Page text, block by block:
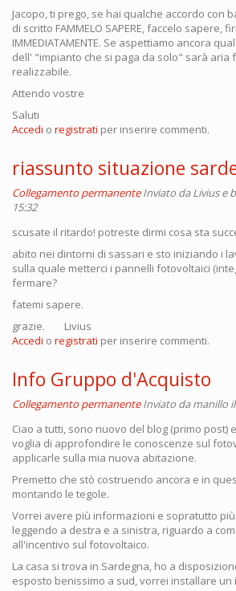
Jacopo, ti prego, se hai qualche accordo con
di scritto FAMMELO SAPERE, faccelo sapere,
IMMEDIATAMENTE. Se aspettiamo ancora
dell' "impianto che si paga da solo" sarà aria
realizzabile.
Attendo vostre
Saluti
Accedi o registrati per inserire commenti.
riassunto situazione
Collegamento permanente Inviato daLivius e b
15:32
scusate il ritardo! potreste dirmi cosa sta
abito nei dintorni di sassari e sto iniziando i
sulla quale metterci i pannelli fotovoltaici
fermare?
fatemi sapere.
grazie. Livius
Accedi o registrati per inserire commenti.
Info Gruppo d'Acquisto
Collegamento permanente Inviato damanillo
Ciao a tutti, sono nuovo del blog (primo post)
voglia di approfondire le conoscenze sul
applicarle sulla mia nuova abitazione.
Premetto che stò costruendo ancora e in
montando le tegole.
Vorrei avere più informazioni e sopratutto
leggendo a destra e a sinistra, riguardo a
all'incentivo sul fotovoltaico.
La casa si trova in Sardegna, ho a
esposto benissimo a sud, vorrei installare